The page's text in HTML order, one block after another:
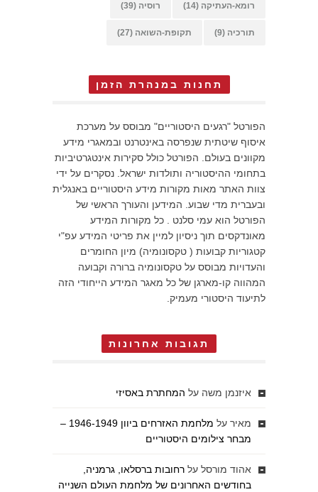
רומא-העתיקה (14) רוסיה (39)
תורכיה (9) תקופת-השואה (27)
תחנות במנהרת הזמן
הפורטל "רגעים היסטוריים" מבוסס על מערכת
איסוף שיטתית שנפרסה באינטרנט ובמאגרי מידע
מקוונים בעולם. הפורטל כולל סקירות אינטגרטיביות
בתחומי ההיסטוריה ותולדות ישראל. נסקרים על ידי
צוות האתר מאות מקורות מידע היסטוריים באנגלית
ובעברית מדי שבוע. המידען והעורך הראשי של
הפורטל הוא עמי סלנט . כל מקורות המידע
מאונדקסים תוך ניסיון למיין את פריטי המידע עפ"י
קטגוריות קבועות ( טקסונומיה) מיון החומרים
והעדויות מבוסס על טקסונומיה ברורה וקבועה
המהווה קו-מארגן של כל מאגר המידע הייחודי הזה
לתיעוד היסטורי מעמיק.
תגובות אחרונות
איזנמן משה על המחתרת באסיזי
מאיר על
מלחמת האזרחים ביוון 1946-1949 –
מבחר צילומים היסטוריים
אהוד מורסל על רחובות ברסלאו, גרמניה,
בחודשים האחרונים של מלחמת העולם השנייה